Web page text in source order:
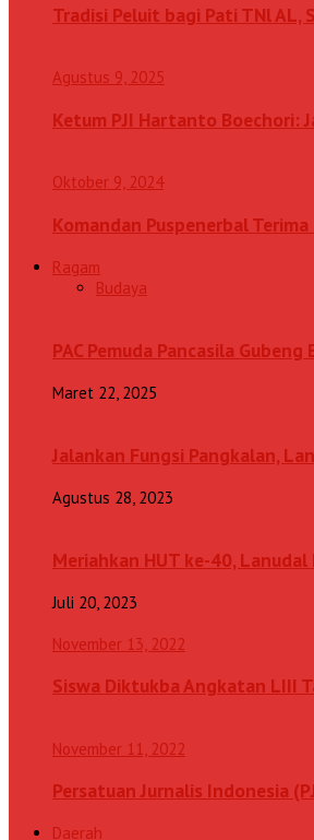
Tradisi Peluit bagi Pati TNl AL,
Agustus 9, 2025
Ketum PJI Hartanto Boechori:
Oktober 9, 2024
Komandan Puspenerbal
Ragam
Budaya
PAC Pemuda Pancasila
Maret 22, 2025
Jalankan Fungsi Pangkalan,
Agustus 28, 2023
Meriahkan HUT ke-40,
Juli 20, 2023
November 13, 2022
Siswa Diktukba Angkatan LIII
November 11, 2022
Persatuan Jurnalis Indonesia
Daerah